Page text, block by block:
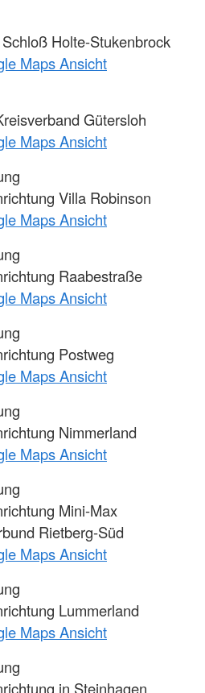
Holte-Stukenbrock
Maps Ansicht
Gütersloh
Maps Ansicht
Villa Robinson
Maps Ansicht
Raabestraße
Maps Ansicht
Postweg
Maps Ansicht
Nimmerland
Maps Ansicht
Mini-Max
Rietberg-Süd
Maps Ansicht
Lummerland
Maps Ansicht
in Steinhagen